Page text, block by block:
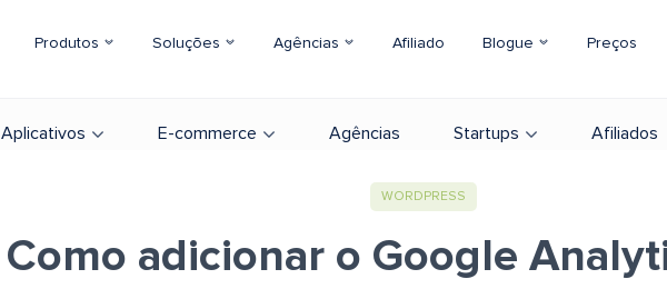
Produtos Soluções Agências Afiliado Blogue Preços
Aplicativos E-commerce Agências Startups Afiliados
WORDPRESS
Como adicionar o Google